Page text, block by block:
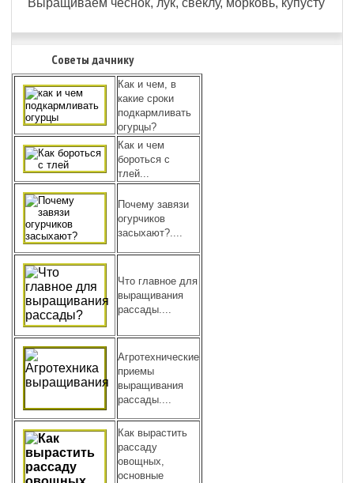
Выращиваем чеснок, лук, свеклу, морковь, купусту
Советы дачнику
Как и чем, в
какие сроки
подкармливать
огурцы?
Как и чем
бороться с
тлей...
Почему завязи
огурчиков
засыхают?....
Что главное для
выращивания
рассады....
Агротехнические
приемы
выращивания
рассады....
Как вырастить
рассаду
овощных,
основные